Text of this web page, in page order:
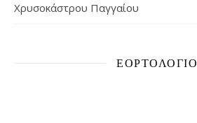
Χρυσοκάστρου Παγγαίου
ΕΟΡΤΟΛΌΓΙΟ